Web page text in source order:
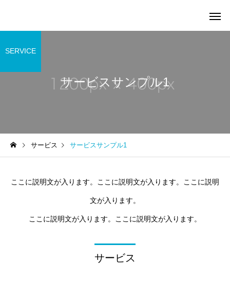
蒲池保育園自己評価結果公
蒲池保育園重要事項説
サービスサンプル1
SERVICE
サービス サービスサンプル1
ここに説明文が入ります。ここに説明文が入ります。ここに説明
文が入ります。
ここに説明文が入ります。ここに説明文が入ります。
サービス